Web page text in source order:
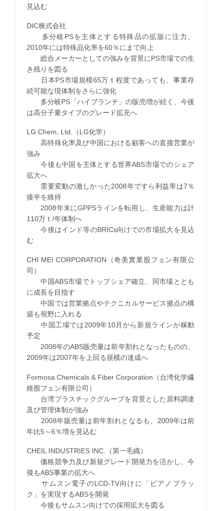
見込む
DIC株式会社
多分岐PSを主体とする特殊品の拡販に注力、
2010年には特殊品化率を60％にまで向上
総合メーカーとしての強みを背景にPS市場での生
き残りを図る
日本PS市場規模65万ｔ程度であっても、事業存
続可能な現体制をさらに強化
多分岐PS「ハイブランチ」の販売増が続く、今後
は高分子量タイプのグレード拡充へ
LG Chem, Ltd.（LG化学）
高特殊化率及び中国における顧客への直接営業が
強み
今後も中国を主体とする世界ABS市場でのシェア
拡大へ
需要変動の激しかった2008年ですら利益率は7％
後半を維持
2008年末にGPPSラインを転用し、生産能力は計
110万ｔ/年体制へ
今後はインド等のBRICs向けでの市場拡大を見込
む
CHI MEI CORPORATION（奇美實業股フェン有限公
司）
中国ABS市場でトップシェア確立、同市場ととも
に成長を目指す
中国では営業拠点やテクニカルサービス拠点の構
築も視野に入れる
中国工場では2009年10月から新規ラインが稼動
予定
2008年のABS販売量は前年割れとなったものの、
2009年は2007年を上回る規模の達成へ
Formosa Chemicals & Fiber Corporation（台湾化学繊
維股フェン有限公司）
台湾プラスチックグループを背景とした原料調達
及び管理体制が強み
2008年販売量は前年割れとなるも、2009年は前
年比5～6％増を見込む
CHEIL INDUSTRIES INC.（第一毛織）
価格競争力及び新規グレード開発力を活かし、今
後もABS事業の拡大へ
サムスン電子のLCD-TV向けに「ピアノブラッ
ク」を実現するABSを開発
今後もサムスン向けでの採用拡大を図る